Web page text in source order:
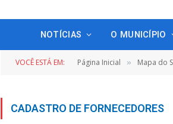
NOTÍCIAS O MUNICÍPIO
VOCÊ ESTÁ EM: Página Inicial » Mapa do
CADASTRO DE FORNECEDORES